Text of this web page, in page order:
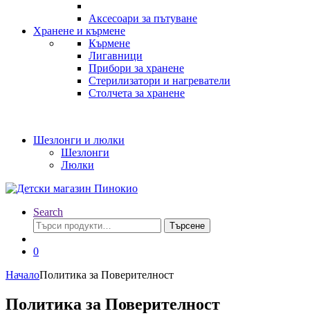
Аксесоари за пътуване
Хранене и кърмене
Кърмене
Лигавници
Прибори за хранене
Стерилизатори и нагреватели
Столчета за хранене
Шезлонги и люлки
Шезлонги
Люлки
Search
Търсене
за:
Търсене
0
НачалоПолитика за Поверителност
Политика за Поверителност